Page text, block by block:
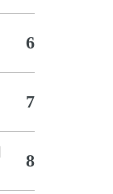
6
7
8